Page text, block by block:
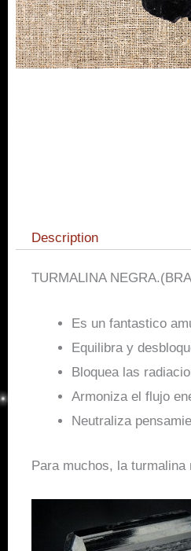
Description
TURMALINA
Es un fantastico
Equilibra y
Bloquea las
Armoniza el flujo
Neutraliza
Para muchos, la turmalina